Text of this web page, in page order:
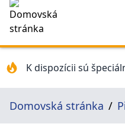
K dispozícii sú
Domovská stránka